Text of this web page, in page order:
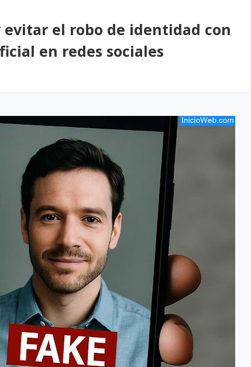
evitar el robo de identidad con
en redes sociales